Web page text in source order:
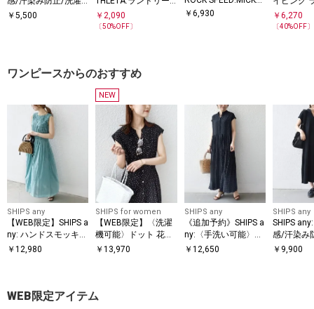
機可能〉スリット ル
￥ 5,500
バッグ
￥2,090
〔50%OFF〕
/ TEE
￥ 6,930
エア トー
￥6,270
〔40%OFF〕
ワンピースからのおすすめ
SHIPS any
【WEB限定】SHIPS a
ny: ハンドスモッキン
グ コットン フレア
￥ 12,980
NEW
SHIPS for women
【WEB限定】〈洗濯
機可能〉ドット 花柄
サイド プリーツ フレ
￥13,970
SHIPS any
《追加予約》SHIPS a
ny:〈手洗い可能〉ド
ット バンドカラー フ
￥ 12,650
SHIPS any
SHIPS
感/汗染み
洗濯機可
￥ 9,900
WEB限定アイテム